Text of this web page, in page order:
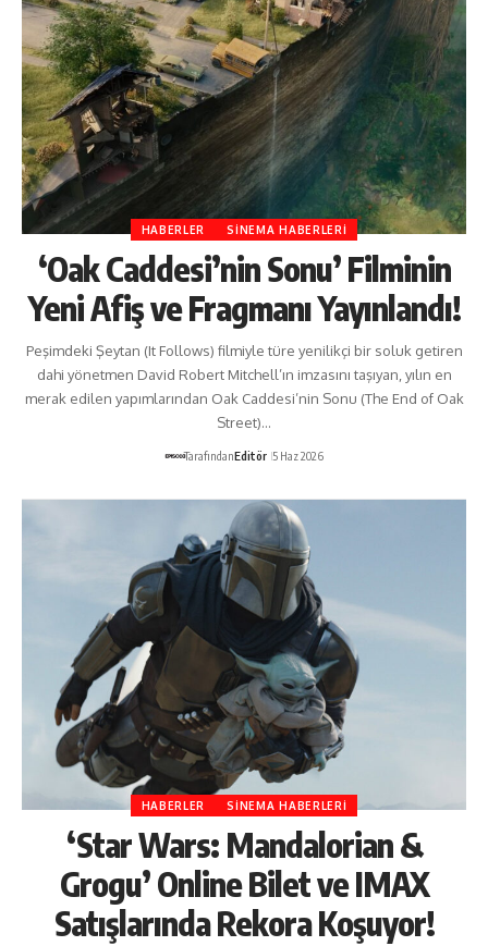
HABERLER SINEMA HABERLERI
‘Oak Caddesi’nin Sonu’ Filminin
Yeni Afiş ve Fragmanı Yayınlandı!
Peşimdeki Şeytan (It Follows) filmiyle türe yenilikçi bir soluk getiren
dahi yönetmen David Robert Mitchell’ın imzasını taşıyan, yılın en
merak edilen yapımlarından Oak Caddesi’nin Sonu (The End of Oak
Street)…
TarafındanEditör 5 Haz 2026
HABERLER SINEMA HABERLERI
‘Star Wars: Mandalorian &
Grogu’ Online Bilet ve IMAX
Satışlarında Rekora Koşuyor!